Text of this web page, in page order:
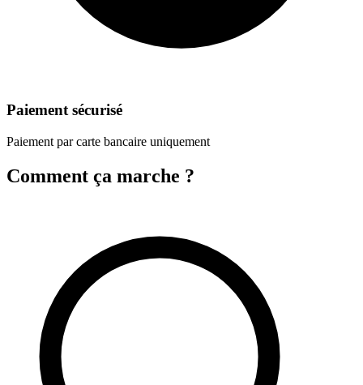
Paiement sécurisé
Paiement par carte bancaire uniquement
Comment ça marche ?